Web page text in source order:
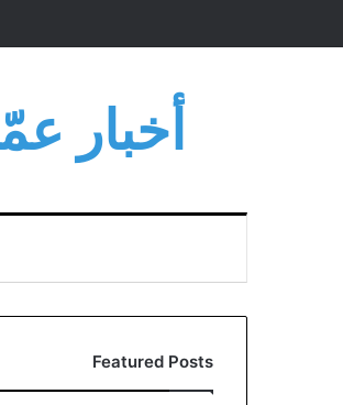
أخبار
Featured Posts